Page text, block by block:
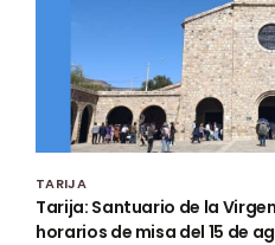
TARIJA
Tarija: Santuario de la
horarios de misa del 15 de